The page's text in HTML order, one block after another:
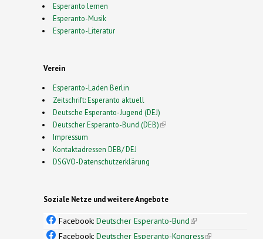
Esperanto lernen
Esperanto-Musik
Esperanto-Literatur
Verein
Esperanto-Laden Berlin
Zeitschrift: Esperanto aktuell
Deutsche Esperanto-Jugend (DEJ)
Deutscher Esperanto-Bund (DEB)(link is external)
Impressum
Kontaktadressen DEB/ DEJ
DSGVO-Datenschutzerklärung
Soziale Netze und weitere Angebote
Facebook: Deutscher Esperanto-Bund(link is
external)
Facebook: Deutscher Esperanto-Kongress(link is